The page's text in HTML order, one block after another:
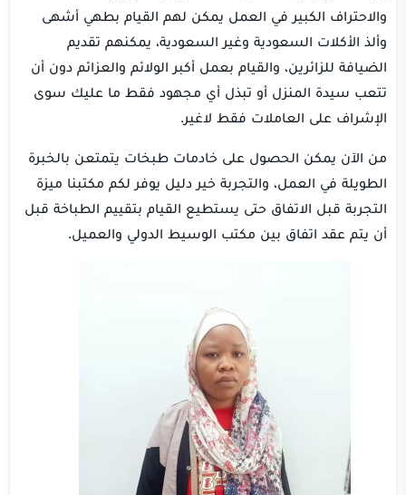
والاحتراف الكبير في العمل يمكن لهم القيام بطهي أشهى
وألذ الأكلات السعودية وغير السعودية، يمكنهم تقديم
الضيافة للزائرين، والقيام بعمل أكبر الولائم والعزائم دون أن
تتعب سيدة المنزل أو تبذل أي مجهود فقط ما عليك سوى
الإشراف على العاملات فقط لاغير.
من الآن يمكن الحصول على خادمات طبخات يتمتعن بالخبرة
الطويلة في العمل، والتجربة خير دليل يوفر لكم مكتبنا ميزة
التجربة قبل الاتفاق حتى يستطيع القيام بتقييم الطباخة قبل
أن يتم عقد اتفاق بين مكتب الوسيط الدولي والعميل.